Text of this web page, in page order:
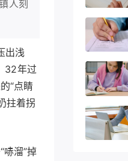
人刻
出浅
32年过
“点睛
拄着拐
溜”掉